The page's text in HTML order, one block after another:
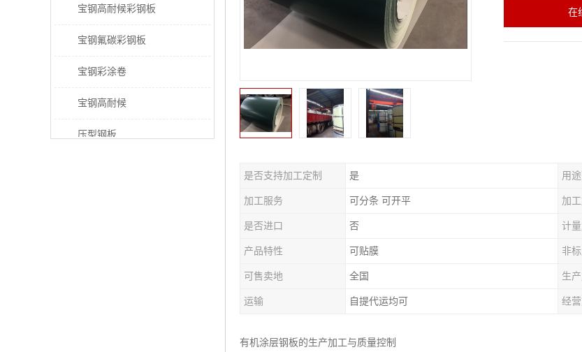
宝钢高耐候彩钢板
宝钢氟碳彩钢板
宝钢彩涂卷
宝钢高耐候
压型钢板
在
是否支持加工定制 是 用
加工服务 可分条 可开平 加
是否进口 否 计
产品特性 可贴膜 非
可售卖地 全国 生
运输 自提代运均可 经
有机涂层钢板的生产加工与质量控制